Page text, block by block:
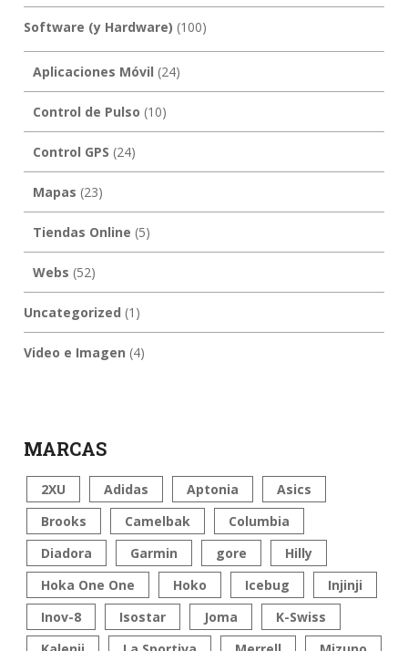
Software (y Hardware) (100)
Aplicaciones Móvil (24)
Control de Pulso (10)
Control GPS (24)
Mapas (23)
Tiendas Online (5)
Webs (52)
Uncategorized (1)
Video e Imagen (4)
MARCAS
2XU Adidas Aptonia
Asics
Brooks
Camelbak
Columbia
Diadora
Garmin gore
Hilly
Hoka One One
Hoko Icebug
Injinji
Inov-8
Isostar Joma
K-Swiss